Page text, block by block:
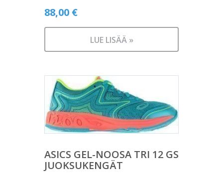
88,00 €
LUE LISÄÄ »
ASICS GEL-NOOSA TRI 12 GS
JUOKSUKENGÄT